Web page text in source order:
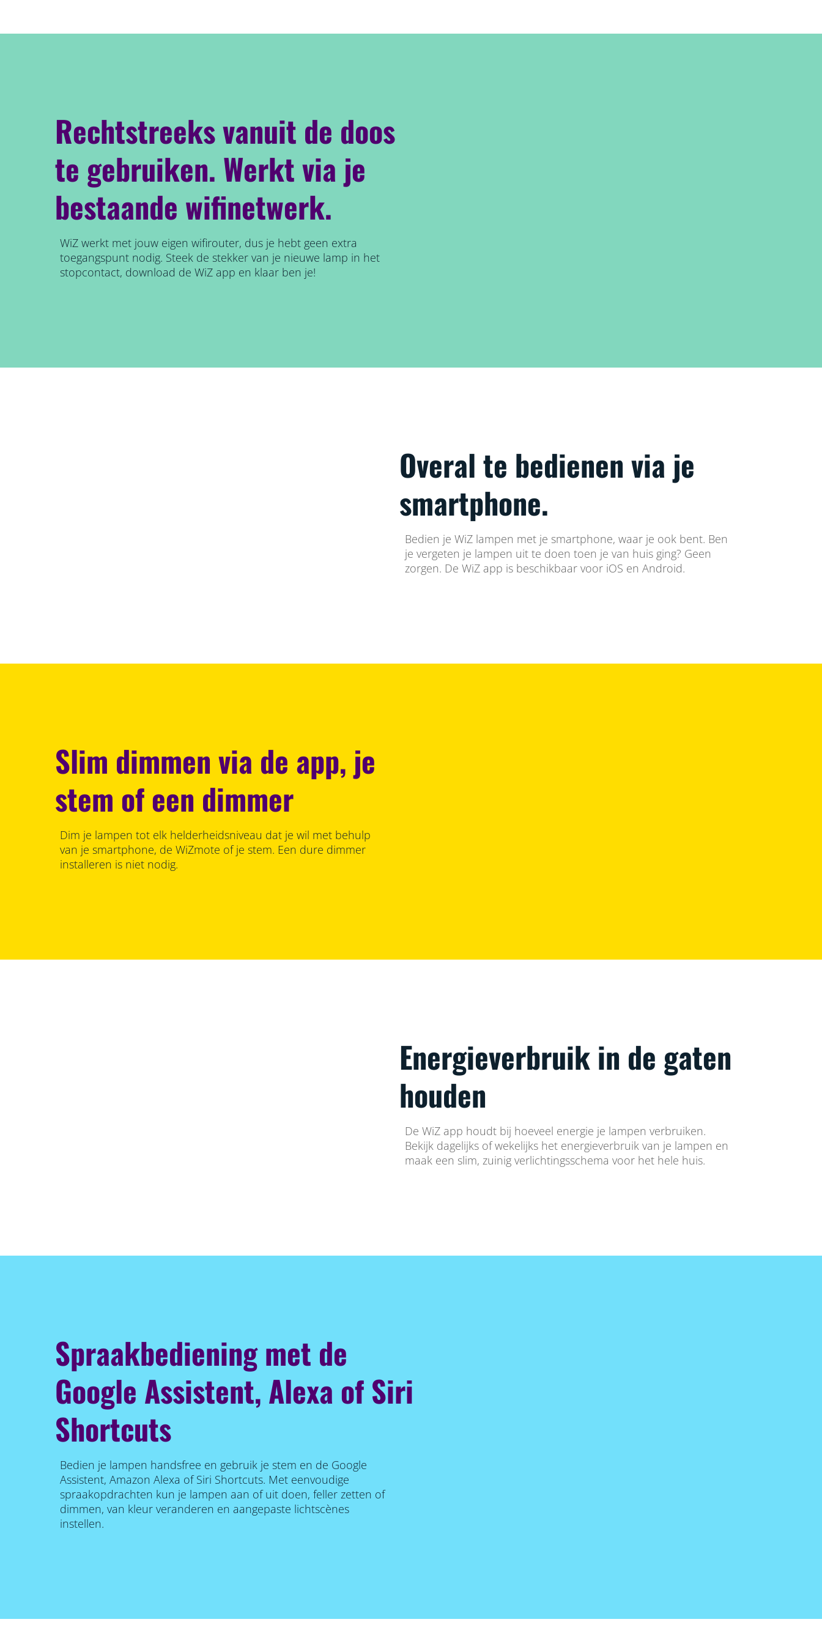
Rechtstreeks vanuit de doos
te gebruiken. Werkt via je
bestaande wifinetwerk.
WiZ werkt met jouw eigen wifirouter, dus je hebt geen extra
toegangspunt nodig. Steek de stekker van je nieuwe lamp in het
stopcontact, download de WiZ app en klaar ben je!
Overal te bedienen via je
smartphone.
Bedien je WiZ lampen met je smartphone, waar je ook bent. Ben
je vergeten je lampen uit te doen toen je van huis ging? Geen
zorgen. De WiZ app is beschikbaar voor iOS en Android.
Slim dimmen via de app, je
stem of een dimmer
Dim je lampen tot elk helderheidsniveau dat je wil met behulp
van je smartphone, de WiZmote of je stem. Een dure dimmer
installeren is niet nodig.
Energieverbruik in de gaten
houden
De WiZ app houdt bij hoeveel energie je lampen verbruiken.
Bekijk dagelijks of wekelijks het energieverbruik van je lampen en
maak een slim, zuinig verlichtingsschema voor het hele huis.
Spraakbediening met de
Google Assistent, Alexa of Siri
Shortcuts
Bedien je lampen handsfree en gebruik je stem en de Google
Assistent, Amazon Alexa of Siri Shortcuts. Met eenvoudige
spraakopdrachten kun je lampen aan of uit doen, feller zetten of
dimmen, van kleur veranderen en aangepaste lichtscènes
instellen.